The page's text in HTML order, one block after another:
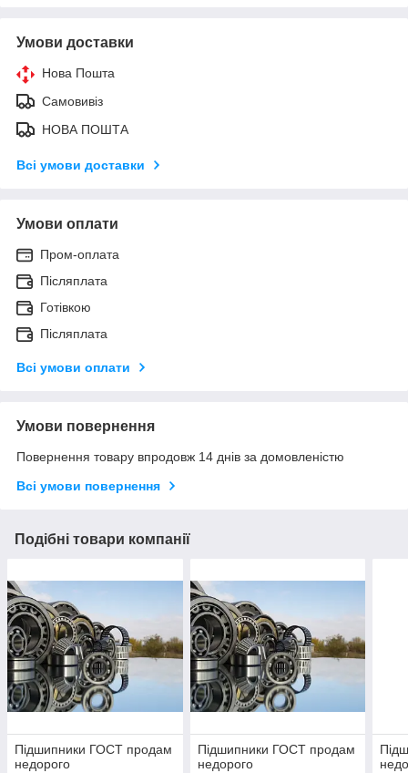
Умови доставки
Нова Пошта
Самовивіз
НОВА ПОШТА
Всі умови доставки
Умови оплати
Пром-оплата
Післяплата
Готівкою
Післяплата
Всі умови оплати
Умови повернення
Повернення товару впродовж 14 днів за домовленістю
Всі умови повернення
Подібні товари компанії
Підшипники ГОСТ продам
недорого
Підшипники ГОСТ продам
недорого